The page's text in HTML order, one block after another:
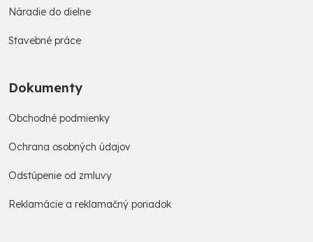
Náradie do dielne
Stavebné práce
Dokumenty
Obchodné podmienky
Ochrana osobných údajov
Odstúpenie od zmluvy
Reklamácie a reklamačný poriadok